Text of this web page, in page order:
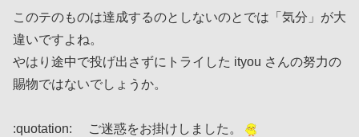
このテのものは達成するのとしないのとでは「気分」が大
違いですよね。
やはり途中で投げ出さずにトライした ityou さんの努力の
賜物ではないでしょうか。
:quotation: ご迷惑をお掛けしました。